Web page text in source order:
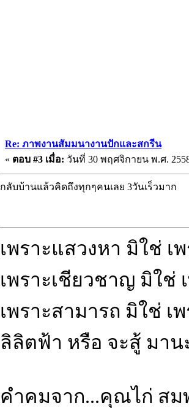
Re: ภาพงานสัมมนางานปักและสกรีน
« ตอบ #3 เมื่อ: วันที่ 30 พฤศจิกายน พ.ศ.
กลับบ้านแล้วคิดถึงทุกๆคนเลย 3วันเร็วมาก
เพราะแสวงหา มิใช่ เ
เพราะเชียวชาญ มิใช่
เพราะสามารถ มิใช่ เ
ลิลิตฟ้า หรือ จะสู้ มา
คำคมจาก...คุณไก่ สม